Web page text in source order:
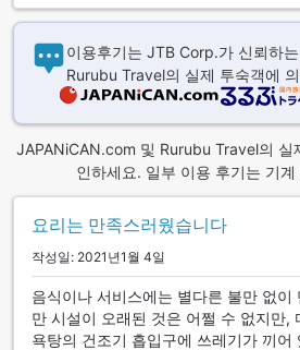
이용후기는 JTB Corp.가 신뢰하
Rurubu Travel의 실제 투숙객에
JAPANiCAN.com 및 Rurubu Travel의
인하세요. 일부 이용 후기는 기
요리는 만족스러웠습니다
작성일: 2021년1월 4일
음식이나 서비스에는 별다른 불만 없이
만 시설이 오래된 것은 어쩔 수 없지만,
욕탕의 건조기 흡입구에 쓰레기가 끼어